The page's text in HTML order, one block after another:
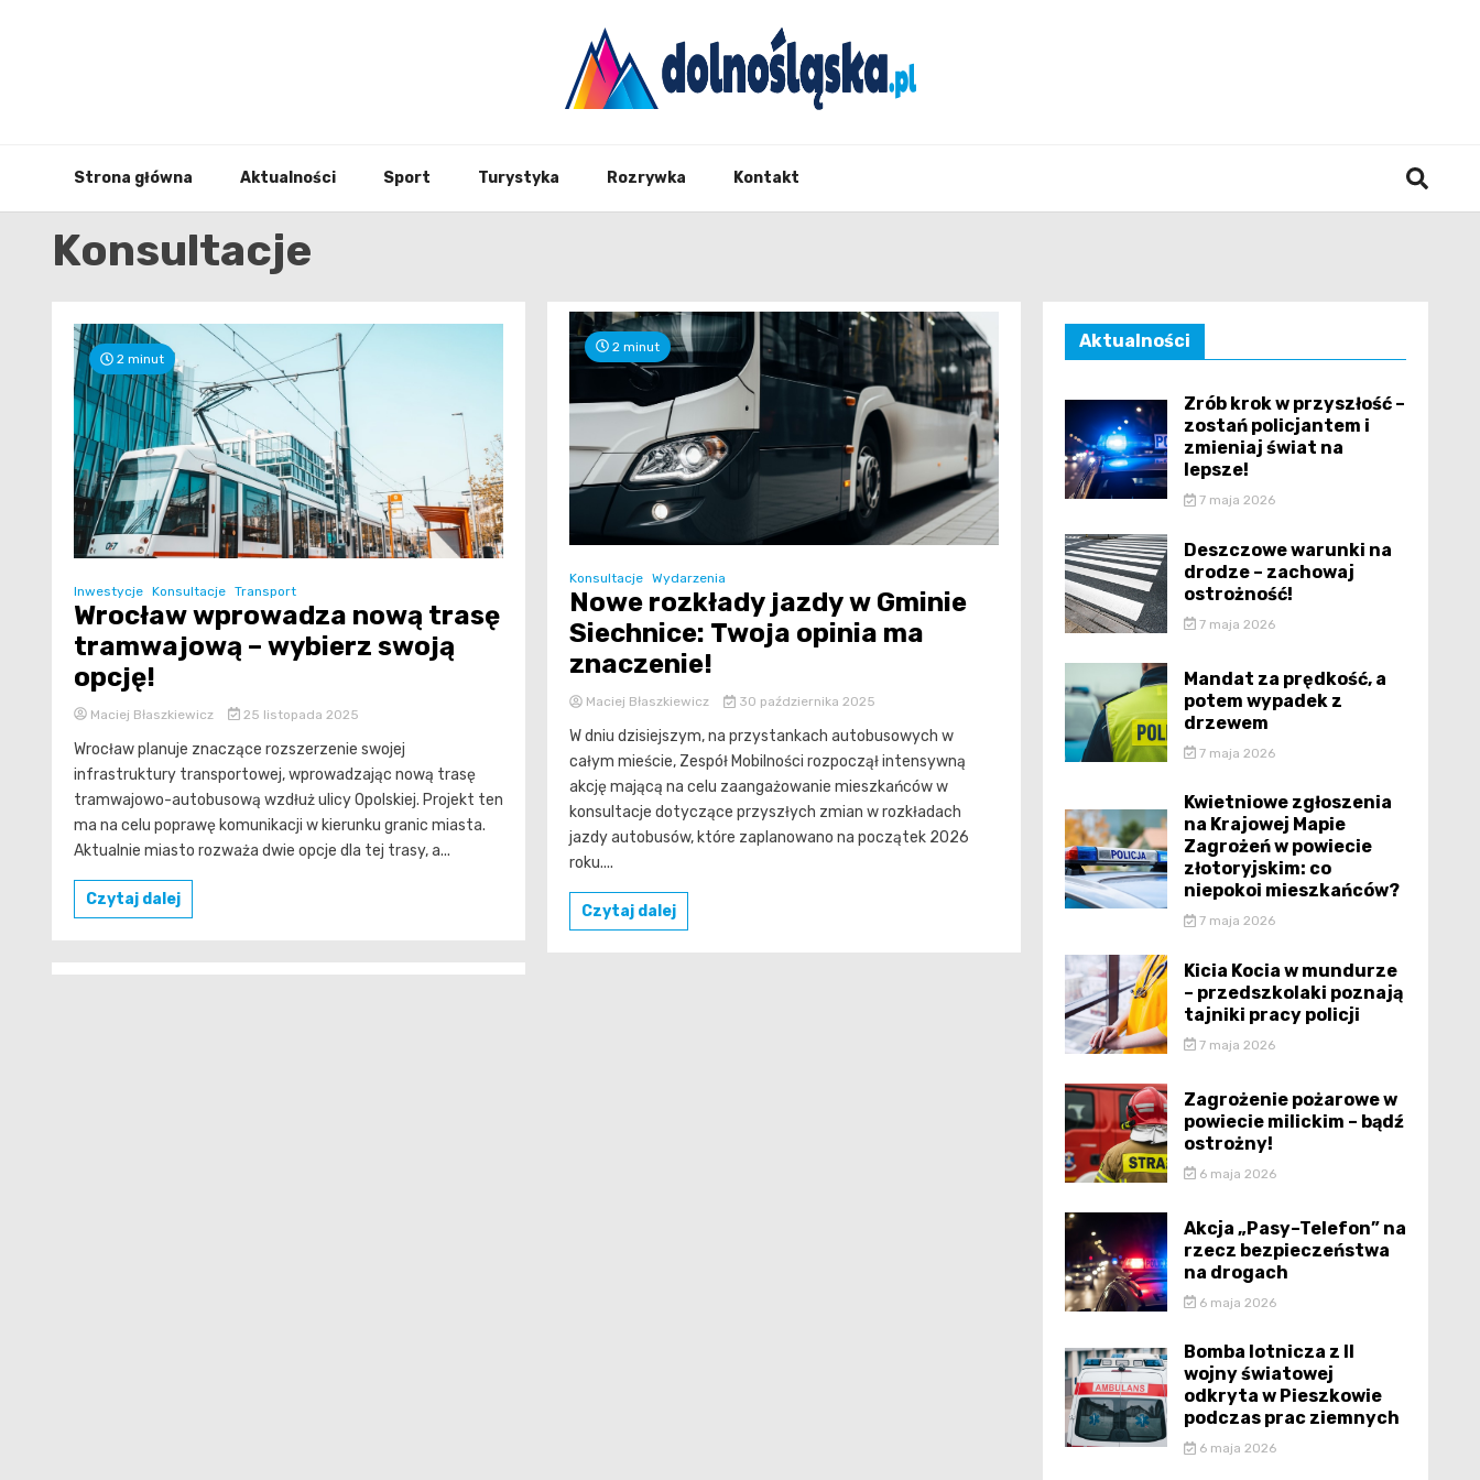
Strona główna Aktualności Sport Turystyka Rozrywka Kontakt
Konsultacje
2 minut
Inwestycje Konsultacje Transport
Wrocław wprowadza nową trasę
tramwajową – wybierz swoją
opcję!
Maciej Błaszkiewicz 25 listopada 2025
Wrocław planuje znaczące rozszerzenie swojej
infrastruktury transportowej, wprowadzając nową trasę
tramwajowo-autobusową wzdłuż ulicy Opolskiej. Projekt ten
ma na celu poprawę komunikacji w kierunku granic miasta.
Aktualnie miasto rozważa dwie opcje dla tej trasy, a...
Czytaj dalej
2 minut
Konsultacje Wydarzenia
Nowe rozkłady jazdy w Gminie
Siechnice: Twoja opinia ma
znaczenie!
Maciej Błaszkiewicz 30 października 2025
W dniu dzisiejszym, na przystankach autobusowych w
całym mieście, Zespół Mobilności rozpoczął intensywną
akcję mającą na celu zaangażowanie mieszkańców w
konsultacje dotyczące przyszłych zmian w rozkładach
jazdy autobusów, które zaplanowano na początek 2026
roku....
Czytaj dalej
Aktualności
Zrób krok w przyszłość –
zostań policjantem i
zmieniaj świat na
lepsze!
7 maja 2026
Deszczowe warunki na
drodze – zachowaj
ostrożność!
7 maja 2026
Mandat za prędkość, a
potem wypadek z
drzewem
7 maja 2026
Kwietniowe zgłoszenia
na Krajowej Mapie
Zagrożeń w powiecie
złotoryjskim: co
niepokoi mieszkańców?
7 maja 2026
Kicia Kocia w mundurze
– przedszkolaki poznają
tajniki pracy policji
7 maja 2026
Zagrożenie pożarowe w
powiecie milickim – bądź
ostrożny!
6 maja 2026
Akcja „Pasy–Telefon” na
rzecz bezpieczeństwa
na drogach
6 maja 2026
Bomba lotnicza z II
wojny światowej
odkryta w Pieszkowie
podczas prac ziemnych
6 maja 2026